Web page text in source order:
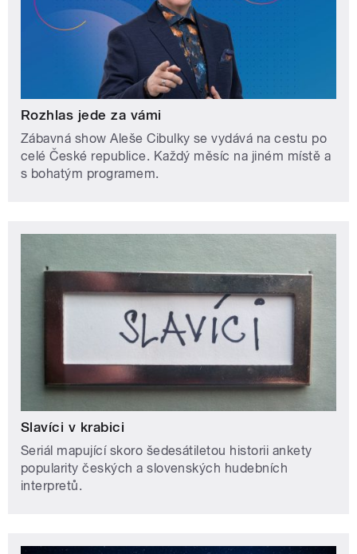
Rozhlas jede za vámi
Zábavná show Aleše Cibulky se vydává na cestu po
celé České republice. Každý měsíc na jiném místě a
s bohatým programem.
Slavíci v krabici
Seriál mapující skoro šedesátiletou historii ankety
popularity českých a slovenských hudebních
interpretů.